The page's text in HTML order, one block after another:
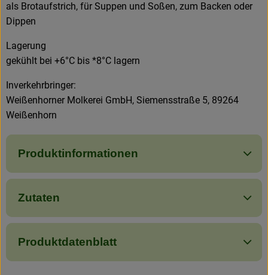
als Brotaufstrich, für Suppen und Soßen, zum Backen oder
Dippen
Lagerung
gekühlt bei +6°C bis *8°C lagern
Inverkehrbringer:
Weißenhorner Molkerei GmbH, Siemensstraße 5, 89264
Weißenhorn
Produktinformationen
Zutaten
Produktdatenblatt